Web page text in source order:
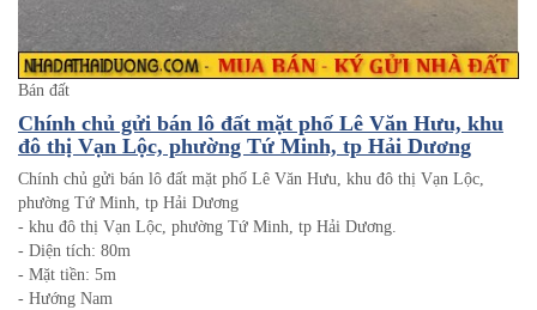
Bán đất
Chính chủ gửi bán lô đất mặt phố Lê Văn Hưu, khu
đô thị Vạn Lộc, phường Tứ Minh, tp Hải Dương
Chính chủ gửi bán lô đất mặt phố Lê Văn Hưu, khu đô thị Vạn Lộc,
phường Tứ Minh, tp Hải Dương
- khu đô thị Vạn Lộc, phường Tứ Minh, tp Hải Dương.
- Diện tích: 80m
- Mặt tiền: 5m
- Hướng Nam